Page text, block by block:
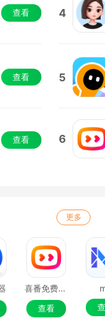
查看
查看
查看
4
5
6
更多
喜番免费短剧
查看